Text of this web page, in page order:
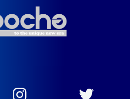
Instagram Twitter